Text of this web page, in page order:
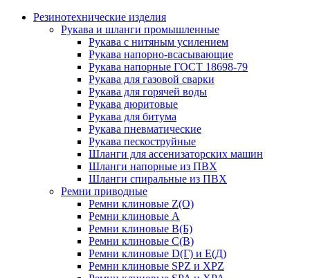
Резинотехнические изделия
Рукава и шланги промышленные
Рукава с нитяным усилением
Рукава напорно-всасывающие
Рукава напорные ГОСТ 18698-79
Рукава для газовой сварки
Рукава для горячей воды
Рукава дюритовые
Рукава для битума
Рукава пневматические
Рукава пескоструйные
Шланги для ассенизаторских машин
Шланги напорные из ПВХ
Шланги спиральные из ПВХ
Ремни приводные
Ремни клиновые Z(О)
Ремни клиновые А
Ремни клиновые В(Б)
Ремни клиновые С(В)
Ремни клиновые D(Г) и Е(Д)
Ремни клиновые SPZ и XPZ